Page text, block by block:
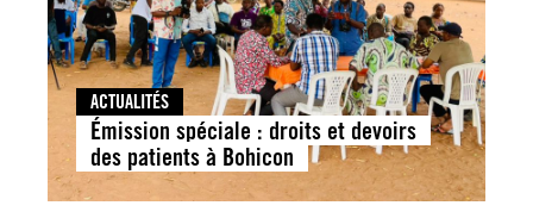
ACTUALITÉS
Émission spéciale : droits et devoirs
des patients à Bohicon